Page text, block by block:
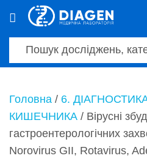
Головна / 6.
КИШЕЧНИКА / Вірусні
гастроентерологічних
Norovirus GII, Rotavirus,